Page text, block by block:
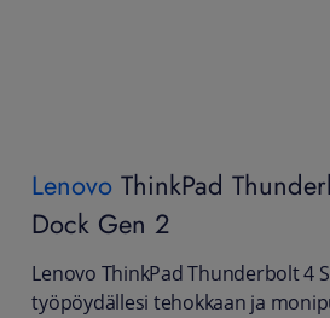
Lenovo ThinkPad
Dock Gen 2
Lenovo ThinkPad Thunderbolt 4
työpöydällesi tehokkaan ja